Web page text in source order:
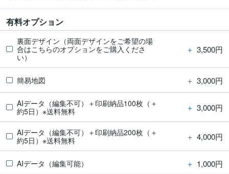
有料オプション
裏面デザイン（両面デザインをご希望の場
合はこちらのオプションをご購入くださ
い）
＋ 3,500円
簡易地図 ＋ 3,000円
AIデータ（編集不可）＋印刷納品100枚（＋
約5日）※送料無料
＋ 3,000円
AIデータ（編集不可）＋印刷納品200枚（＋
約5日）※送料無料
＋ 4,000円
AIデータ（編集可能） ＋ 1,000円